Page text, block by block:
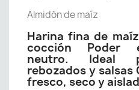
Almidón de maíz
Harina fina de
cocción Poder
neutro. Ideal
rebozados y salsas
fresco, seco y